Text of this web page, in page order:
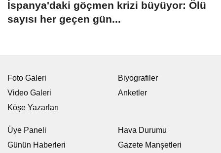
İspanya'daki göçmen krizi büyüyor: Ölü
sayısı her geçen gün...
Foto Galeri
Video Galeri
Köşe Yazarları
Biyografiler
Anketler
Üye Paneli
Günün Haberleri
Hava Durumu
Gazete Manşetleri